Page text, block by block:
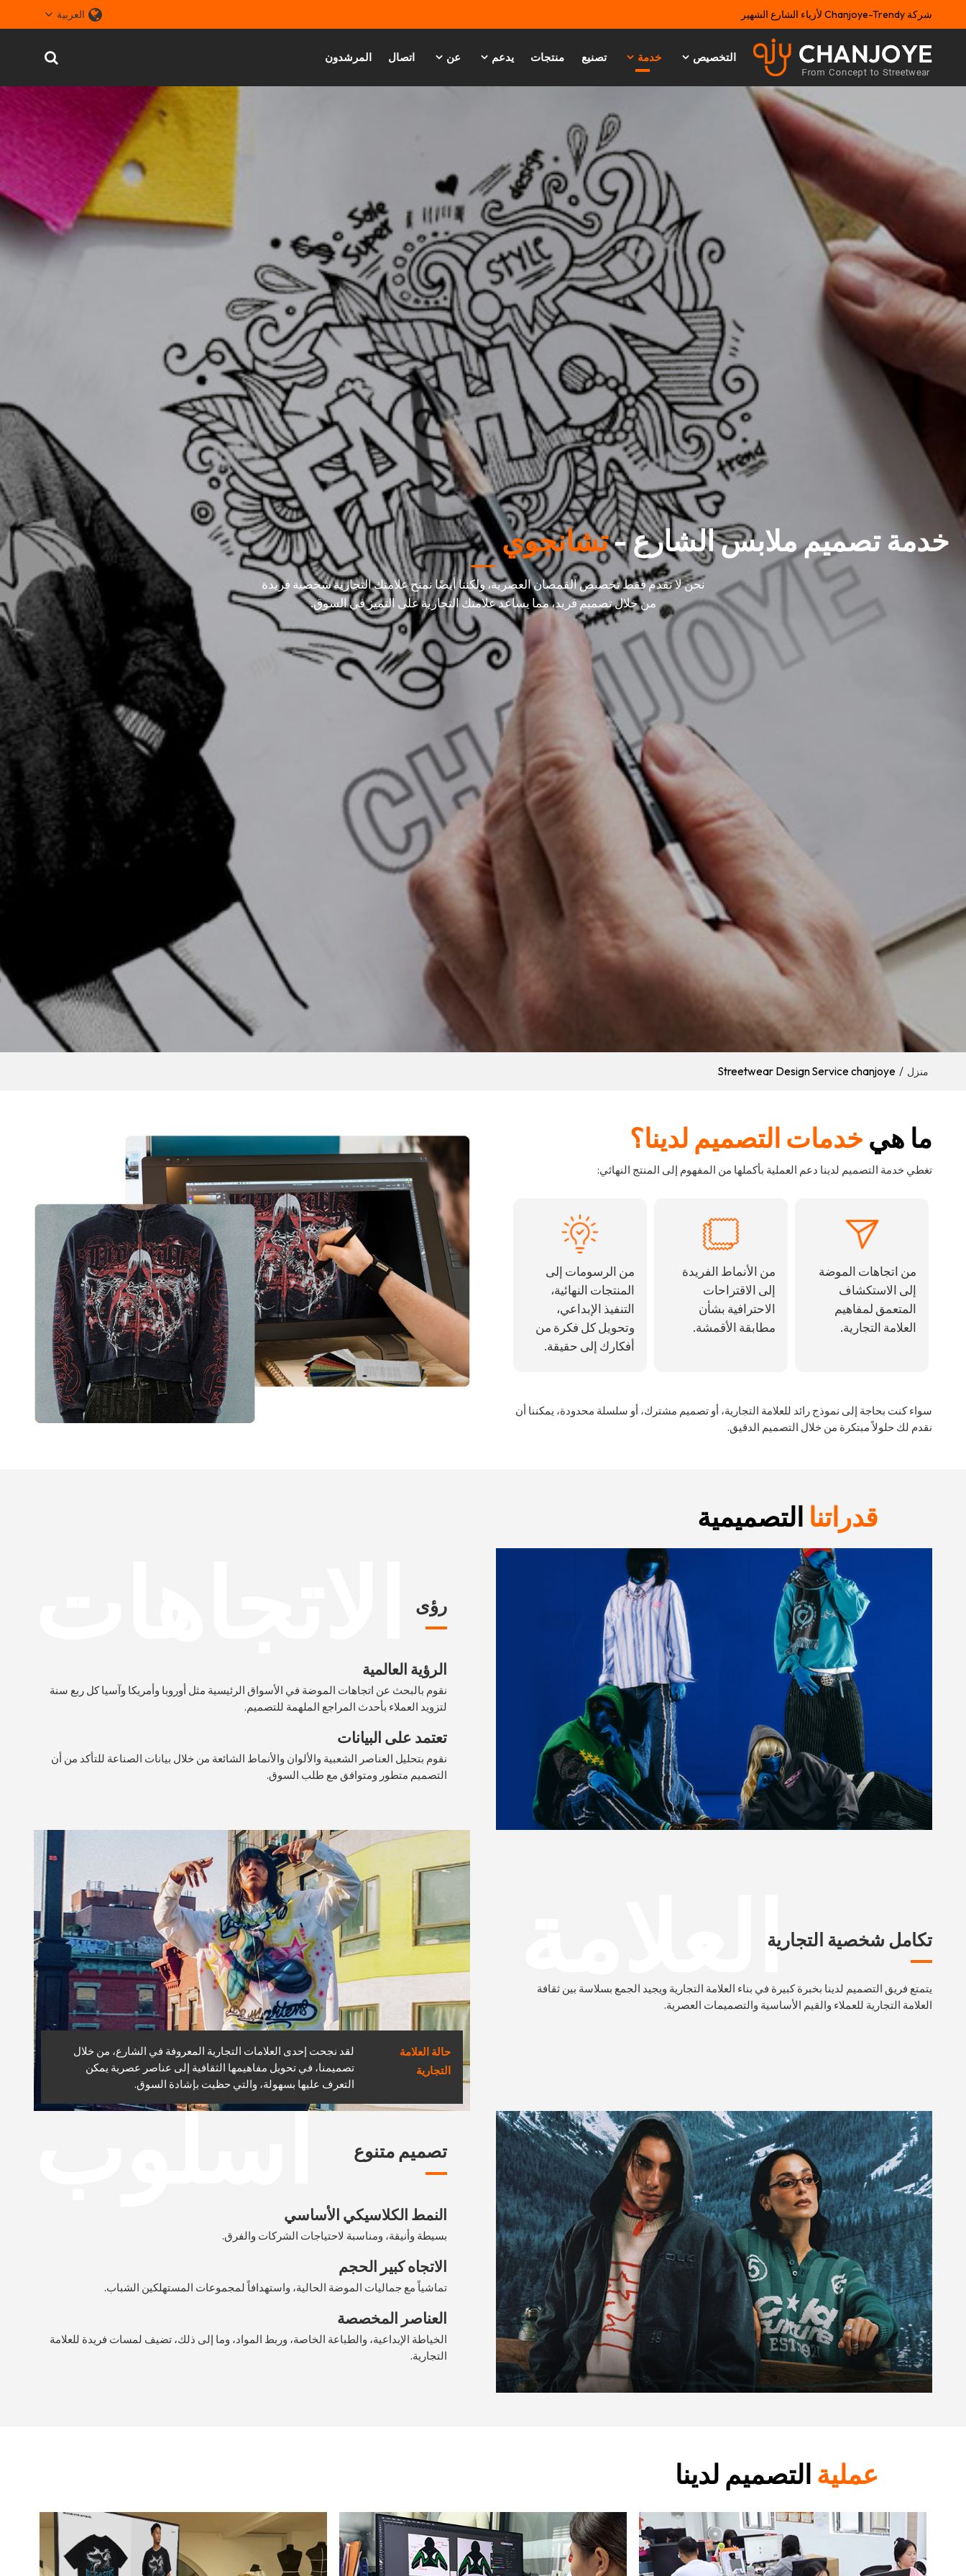
شركة Chanjoye-Trendy لأزياء الشارع الشهير العربية
التخصيص خدمة تصنيع منتجات يدعم عن اتصال المرشدون
خدمة تصميم ملابس الشارع -تشانجوي
نحن لا نقدم فقط تخصيص القمصان العصرية، ولكننا أيضًا نمنح علامتك التجارية شخصية فريدة
من خلال تصميم فريد، مما يساعد علامتك التجارية على التميز في السوق.
منزل /
Streetwear Design Service chanjoye
ما هي خدمات التصميم لدينا؟
تغطي خدمة التصميم لدينا دعم العملية بأكملها من المفهوم إلى المنتج النهائي:
من اتجاهات الموضة
إلى الاستكشاف
المتعمق لمفاهيم
العلامة التجارية.
من الأنماط الفريدة
إلى الاقتراحات
الاحترافية بشأن
مطابقة الأقمشة.
من الرسومات إلى
المنتجات النهائية،
التنفيذ الإبداعي،
وتحويل كل فكرة من
أفكارك إلى حقيقة.
سواء كنت بحاجة إلى نموذج رائد للعلامة التجارية، أو تصميم مشترك، أو سلسلة محدودة، يمكننا أن
نقدم لك حلولاً مبتكرة من خلال التصميم الدقيق.
قدراتنا التصميمية
رؤى
الرؤية العالمية
نقوم بالبحث عن اتجاهات الموضة في الأسواق الرئيسية مثل أوروبا وأمريكا وآسيا كل ربع سنة
لتزويد العملاء بأحدث المراجع الملهمة للتصميم.
تعتمد على البيانات
نقوم بتحليل العناصر الشعبية والألوان والأنماط الشائعة من خلال بيانات الصناعة للتأكد من أن
التصميم متطور ومتوافق مع طلب السوق.
حالة العلامة
التجارية
لقد نجحت إحدى العلامات التجارية المعروفة في الشارع، من خلال
تصميمنا، في تحويل مفاهيمها الثقافية إلى عناصر عصرية يمكن
التعرف عليها بسهولة، والتي حظيت بإشادة السوق.
تكامل شخصية العلامةالتجارية
يتمتع فريق التصميم لدينا بخبرة كبيرة في بناء العلامة التجارية ويجيد الجمع بسلاسة بين ثقافة
العلامة التجارية للعملاء والقيم الأساسية والتصميمات العصرية.
أسلوب تصميم متنوع
النمط الكلاسيكي الأساسي
بسيطة وأنيقة، ومناسبة لاحتياجات الشركات والفرق.
الاتجاه كبير الحجم
تماشياً مع جماليات الموضة الحالية، واستهدافاً لمجموعات المستهلكين الشباب.
العناصر المخصصة
الخياطة الإبداعية، والطباعة الخاصة، وربط المواد، وما إلى ذلك، تضيف لمسات فريدة للعلامة
التجارية.
عملية التصميم لدينا